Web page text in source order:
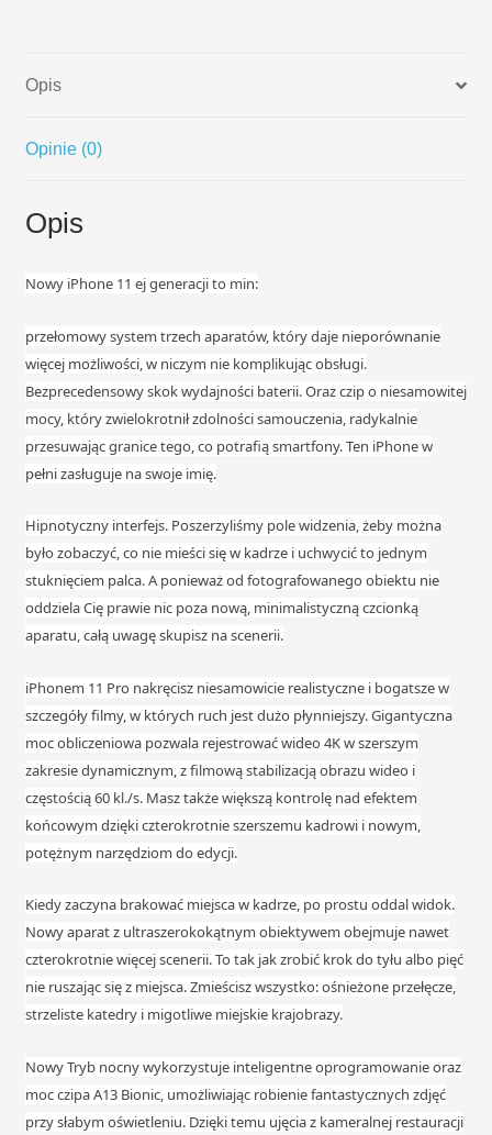
Opis
Opinie (0)
Opis
Nowy iPhone 11 ej generacji to min:
przełomowy system trzech aparatów, który daje nieporównanie
więcej możliwości, w niczym nie komplikując obsługi.
Bezprecedensowy skok wydajności baterii. Oraz czip o niesamowitej
mocy, który zwielokrotnił zdolności samouczenia, radykalnie
przesuwając granice tego, co potrafią smartfony. Ten iPhone w
pełni zasługuje na swoje imię.
Hipnotyczny interfejs. Poszerzyliśmy pole widzenia, żeby można
było zobaczyć, co nie mieści się w kadrze i uchwycić to jednym
stuknięciem palca. A ponieważ od fotografowanego obiektu nie
oddziela Cię prawie nic poza nową, minimalistyczną czcionką
aparatu, całą uwagę skupisz na scenerii.
iPhonem 11 Pro nakręcisz niesamowicie realistyczne i bogatsze w
szczegóły filmy, w których ruch jest dużo płynniejszy. Gigantyczna
moc obliczeniowa pozwala rejestrować wideo 4K w szerszym
zakresie dynamicznym, z filmową stabilizacją obrazu wideo i
częstością 60 kl./s. Masz także większą kontrolę nad efektem
końcowym dzięki czterokrotnie szerszemu kadrowi i nowym,
potężnym narzędziom do edycji.
Kiedy zaczyna brakować miejsca w kadrze, po prostu oddal widok.
Nowy aparat z ultraszeroko­kątnym obiektywem obejmuje nawet
czterokrotnie więcej scenerii. To tak jak zrobić krok do tyłu albo pięć
nie ruszając się z miejsca. Zmieścisz wszystko: ośnieżone przełęcze,
strzeliste katedry i migotliwe miejskie krajobrazy.
Nowy Tryb nocny wykorzystuje inteligentne oprogramowanie oraz
moc czipa A13 Bionic, umożliwiając robienie fantastycznych zdjęć
przy słabym oświetleniu. Dzięki temu ujęcia z kameralnej restauracji